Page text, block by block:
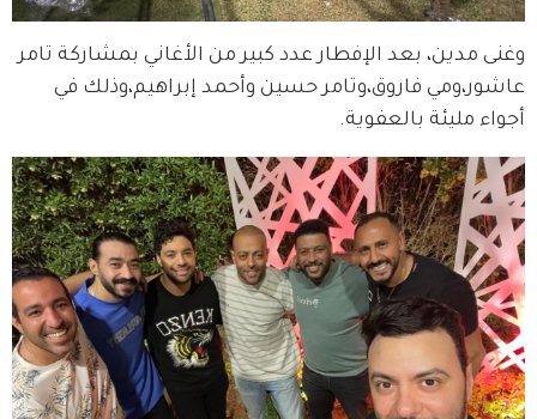
وغنى مدين، بعد الإفطار عدد كبير من الأغاني بمشاركة تامر
عاشور،ومي فاروق،وتامر حسين وأحمد إبراهيم،وذلك في
أجواء مليئة بالعفوية.